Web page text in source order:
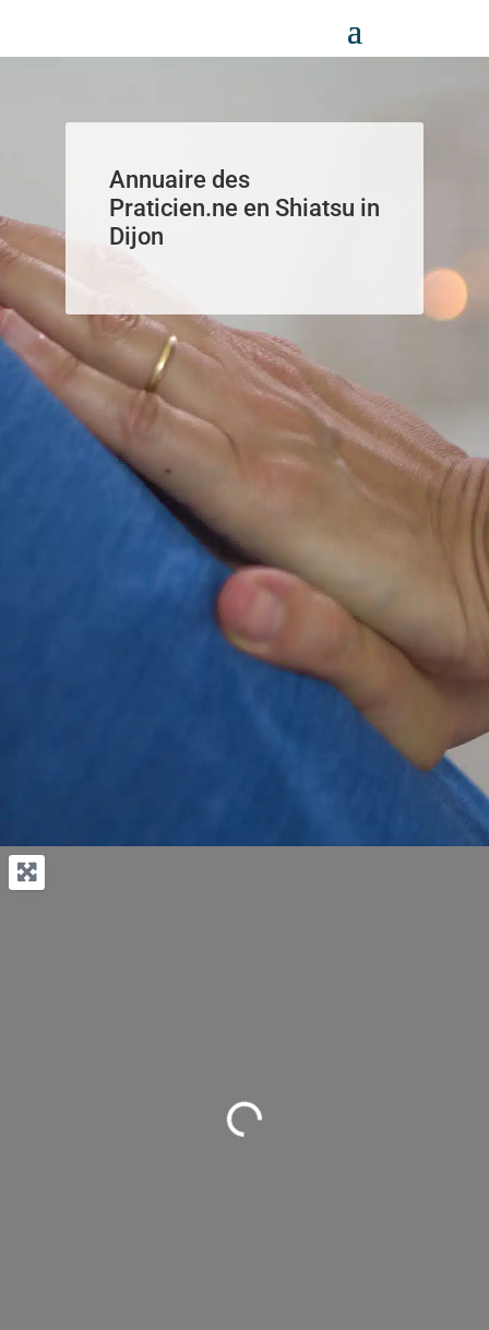
Annuaire des
Praticien.ne en Shiatsu in
Dijon
Loading...